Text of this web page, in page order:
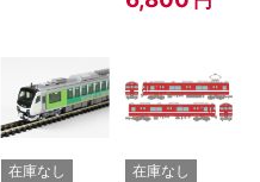
4両セット N
在庫なし 在庫なし